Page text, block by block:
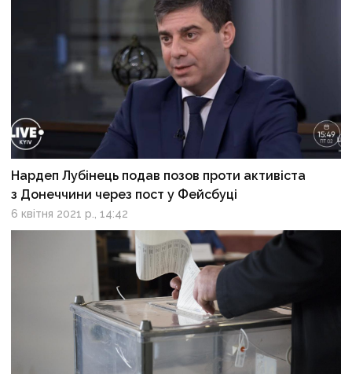
Нардеп Лубінець подав позов проти активіста
з Донеччини через пост у Фейсбуці
6 квітня 2021 р., 14:42